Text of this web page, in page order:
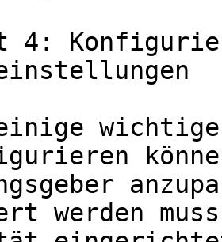
4:
wichtige
werden